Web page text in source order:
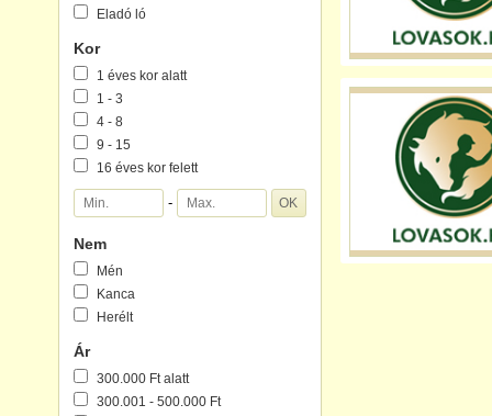
Eladó ló
Kor
1 éves kor alatt
1 - 3
4 - 8
9 - 15
16 éves kor felett
-
Nem
Mén
Kanca
Herélt
Ár
300.000 Ft alatt
300.001 - 500.000 Ft